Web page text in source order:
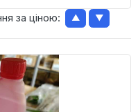
за ціною: ▲ ▼